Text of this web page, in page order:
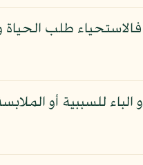
طلب
للسببية أو